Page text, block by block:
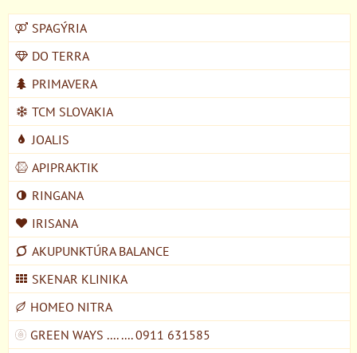
SPAGÝRIA
DO TERRA
PRIMAVERA
TCM SLOVAKIA
JOALIS
APIPRAKTIK
RINGANA
IRISANA
AKUPUNKTÚRA BALANCE
SKENAR KLINIKA
HOMEO NITRA
GREEN WAYS .... .... 0911 631585